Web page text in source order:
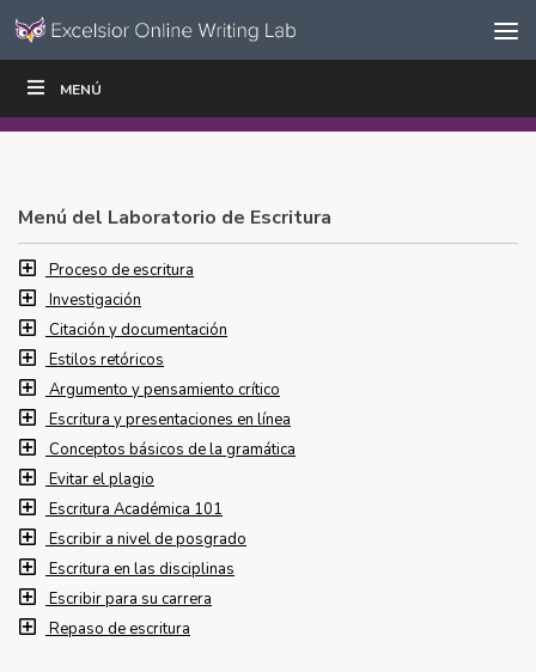
Ir al contenido
navegación
MENÚ
ESCRIBIR
Menú del Laboratorio de Escritura
Proceso de escritura
Investigación
Citación y documentación
Estilos retóricos
Argumento y pensamiento crítico
Escritura y presentaciones en línea
Conceptos básicos de la gramática
Evitar el plagio
Escritura Académica 101
Escribir a nivel de posgrado
Escritura en las disciplinas
Escribir para su carrera
Repaso de escritura